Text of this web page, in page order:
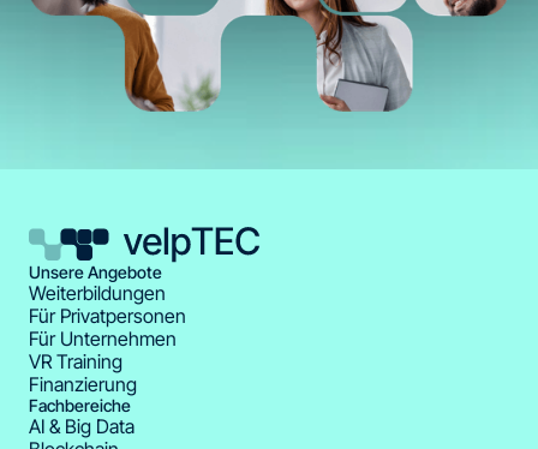
Unsere Angebote
Weiterbildungen
Für Privatpersonen
Für Unternehmen
VR Training
Finanzierung
Fachbereiche
AI & Big Data